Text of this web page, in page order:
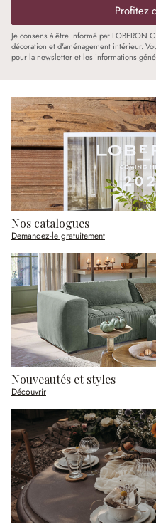
Profitez
Je consens à être informé par LOBERON
décoration et d'aménagement intérieur.
pour la newsletter et les informations
Nos catalogues
Demandez-le gratuitement
Nouveautés et styles
Découvrir